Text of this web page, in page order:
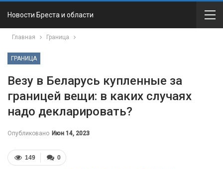
Новости Бреста и области
Главная Граница
ГРАНИЦА
Везу в Беларусь купленные за
границей вещи: в каких случаях
надо декларировать?
Опубликовано Июн 14, 2023
0
149